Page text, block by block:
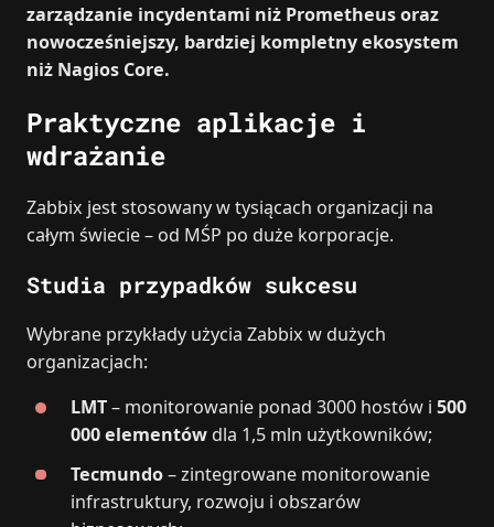
zarządzanie incydentami niż Prometheus oraz
nowocześniejszy, bardziej kompletny ekosystem
niż Nagios Core.
Praktyczne aplikacje i
wdrażanie
Zabbix jest stosowany w tysiącach organizacji na
całym świecie – od MŚP po duże korporacje.
Studia przypadków sukcesu
Wybrane przykłady użycia Zabbix w dużych
organizacjach:
LMT– monitorowanie ponad 3000 hostów i500
000 elementów dla 1,5 mln użytkowników;
Tecmundo– zintegrowane monitorowanie
infrastruktury, rozwoju i obszarów